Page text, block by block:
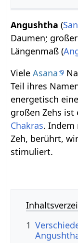
Angushtha (
Daumen;
Längenmaß (
VieleAsana
Teil ihres
energetisch
großen Zehs
Chakras. Indem
Zeh, berührt,
stimuliert.
1